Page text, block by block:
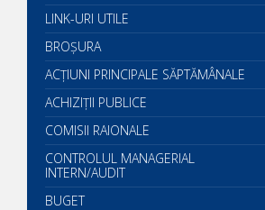
LINK-URI UTILE
BROȘURA
ACŢIUNI PRINCIPALE SĂPTĂMÂNALE
ACHIZIȚII PUBLICE
COMISII RAIONALE
CONTROLUL MANAGERIAL
INTERN/AUDIT
BUGET